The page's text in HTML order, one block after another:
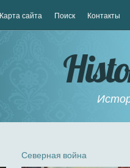
Карта сайта Поиск Контакты
Северная война